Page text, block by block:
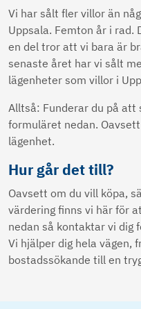
Vi har sålt fler villor än
Uppsala. Femton år i rad.
en del tror att vi bara är
senaste året har vi sålt
lägenheter som villor i
Alltså: Funderar du på att
formuläret nedan.
lägenhet.
Hur går det till?
Oavsett om du vill köpa,
värdering finns vi här för
nedan så kontaktar vi
Vi hjälper dig hela vägen,
bostadssökande till en